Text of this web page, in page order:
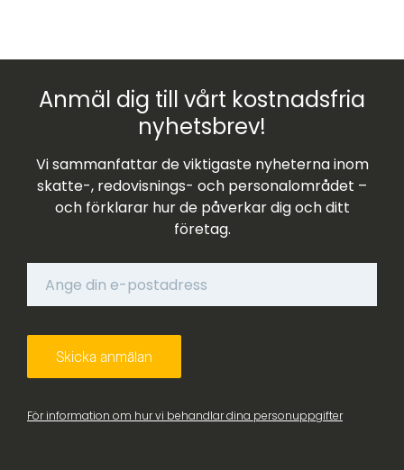
Anmäl dig till vårt kostnadsfria
nyhetsbrev!
Vi sammanfattar de viktigaste nyheterna inom
skatte-, redovisnings- och personalområdet –
och förklarar hur de påverkar dig och ditt
företag.
För information om hur vi behandlar dina personuppgifter